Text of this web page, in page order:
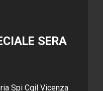
SERA
Spi Cgil Vicenza